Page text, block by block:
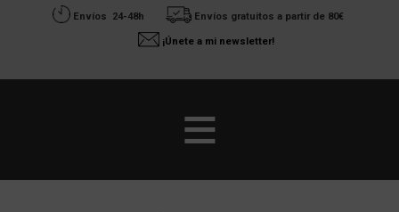
Envíos 24-48h Envíos gratuitos a partir de 80€
¡Únete a mi newsletter!